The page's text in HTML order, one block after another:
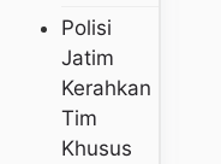
Polisi
Jatim
Kerahkan
Tim
Khusus